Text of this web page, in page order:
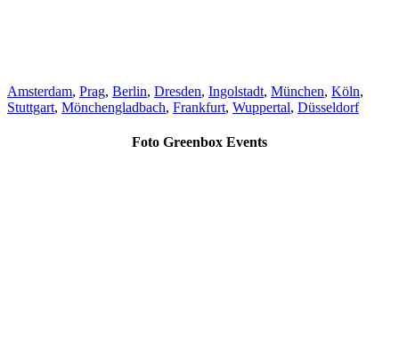
Amsterdam, Prag, Berlin, Dresden, Ingolstadt, München, Köln,
Stuttgart, Mönchengladbach, Frankfurt, Wuppertal, Düsseldorf
Foto Greenbox Events